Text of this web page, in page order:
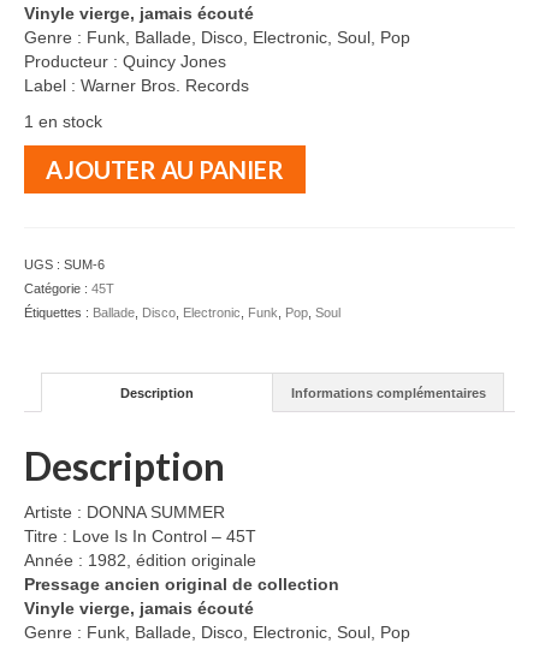
Vinyle vierge, jamais écouté
Genre : Funk, Ballade, Disco, Electronic, Soul, Pop
Producteur : Quincy Jones
Label : Warner Bros. Records
1 en stock
Is
AJOUTER AU PANIER
UGS : SUM-6
Catégorie : 45T
Étiquettes : Ballade Disco Electronic Funk Pop Soul
Description Informations complémentaires
Description
Artiste : DONNA SUMMER
Titre : Love Is In Control – 45T
Année : 1982, édition originale
Pressage ancien original de collection
Vinyle vierge, jamais écouté
Genre : Funk, Ballade, Disco, Electronic, Soul, Pop